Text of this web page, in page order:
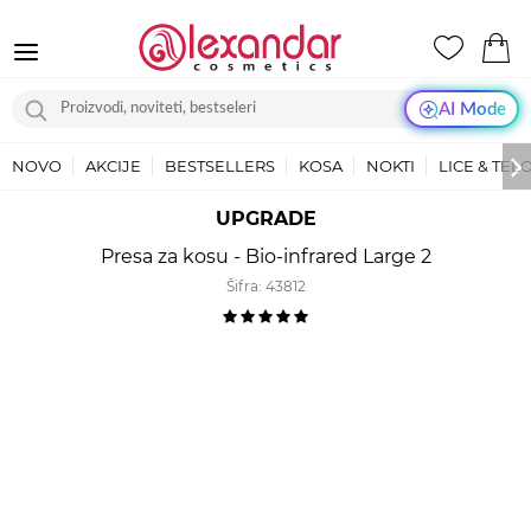
AI Mode
NOVO AKCIJE BESTSELLERS KOSA NOKTI LICE &
UPGRADE
Presa za kosu - Bio-infrared Large 2
Šifra: 43812